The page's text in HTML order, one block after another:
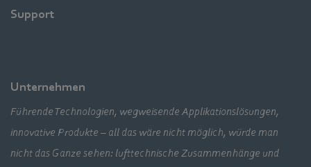
Support
Unternehmen
Führende Technologien, wegweisende Applikationslösungen,
innovative Produkte – all das wäre nicht möglich, würde man
nicht das Ganze sehen: lufttechnische Zusammenhänge und